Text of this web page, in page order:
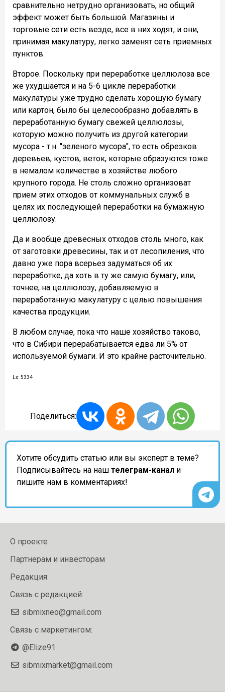
сравнительно нетрудно организовать, но общий
эффект может быть большой. Магазины и
торговые сети есть везде, все в них ходят, и они,
принимая макулатуру, легко заменят сеть приемных
пунктов.
Второе. Поскольку при переработке целлюлоза все
же ухудшается и на 5-6 цикле переработки
макулатуры уже трудно сделать хорошую бумагу
или картон, было бы целесообразно добавлять в
переработанную бумагу свежей целлюлозы,
которую можно получить из другой категории
мусора - т.н. "зеленого мусора", то есть обрезков
деревьев, кустов, веток, которые образуются тоже
в немалом количестве в хозяйстве любого
крупного города. Не столь сложно организоват
прием этих отходов от коммунальных служб в
целях их последующей переработки на бумажную
целлюлозу.
Да и вообще древесных отходов столь много, как
от заготовки древесины, так и от лесопиления, что
давно уже пора всерьез задуматься об их
переработке, да хоть в ту же самую бумагу, или,
точнее, на целлюлозу, добавляемую в
переработанную макулатуру с целью повышения
качества продукции.
В любом случае, пока что наше хозяйство таково,
что в Сибири перерабатывается едва ли 5% от
используемой бумаги. И это крайне расточительно.
Lx: 5334
Поделиться:
Хотите обсудить статью или вы эксперт в теме?
Подписывайтесь на наш телеграм-канал и
пишите нам в комментариях!
О проекте
Партнерам и инвесторам
Редакция
Связь с редакцией:
sibmixneo@gmail.com
Связь с маркетингом:
@Elize91
sibmixmarket@gmail.com